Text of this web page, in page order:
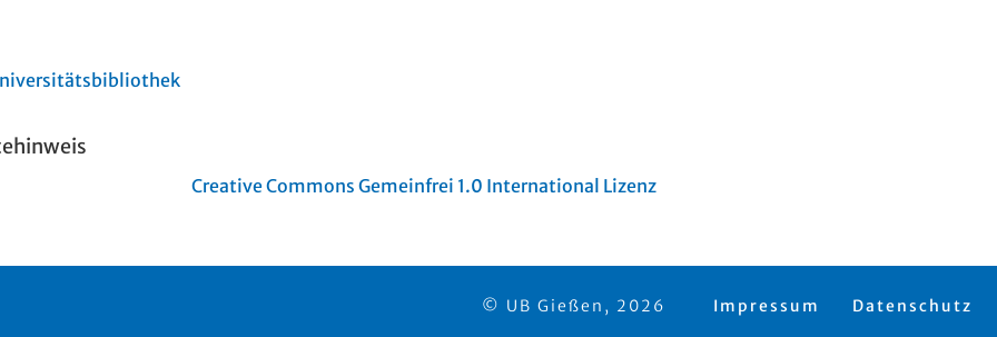
Creative Commons Gemeinfrei 1.0 International Lizenz
© UB Gießen, 2026 Impressum Datenschutz